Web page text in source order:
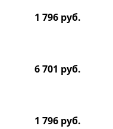
1 796 руб.
6 701 руб.
1 796 руб.